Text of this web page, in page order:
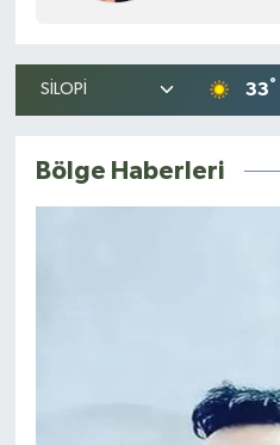
33°
Bölge Haberleri